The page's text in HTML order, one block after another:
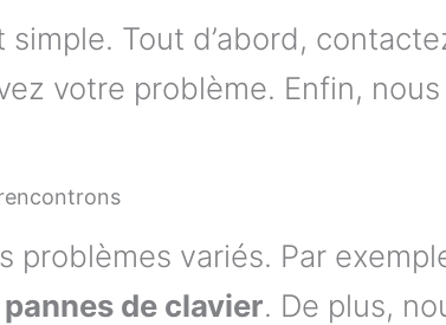
Tout d’abord,
votre problème. Enfin,
problèmes variés. Par
pannes de clavier. De plus,